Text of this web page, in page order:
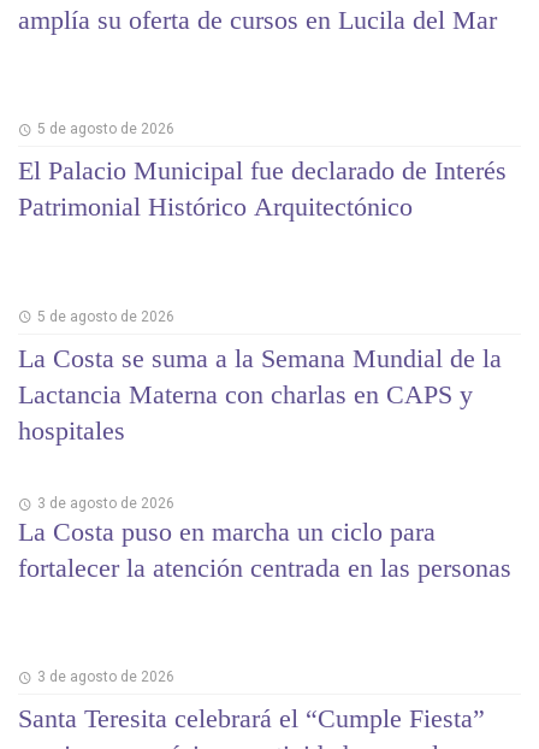
amplía su oferta de cursos en Lucila del Mar
5 de agosto de 2026
El Palacio Municipal fue declarado de Interés
Patrimonial Histórico Arquitectónico
5 de agosto de 2026
La Costa se suma a la Semana Mundial de la
Lactancia Materna con charlas en CAPS y
hospitales
3 de agosto de 2026
La Costa puso en marcha un ciclo para
fortalecer la atención centrada en las personas
3 de agosto de 2026
Santa Teresita celebrará el “Cumple Fiesta”